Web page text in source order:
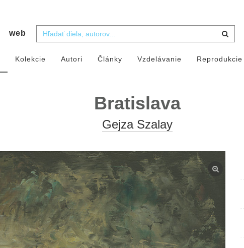
web
Kolekcie Autori Články Vzdelávanie Reprodukcie
Bratislava
Gejza Szalay